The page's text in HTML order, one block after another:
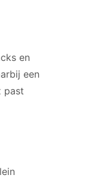
en
een
past